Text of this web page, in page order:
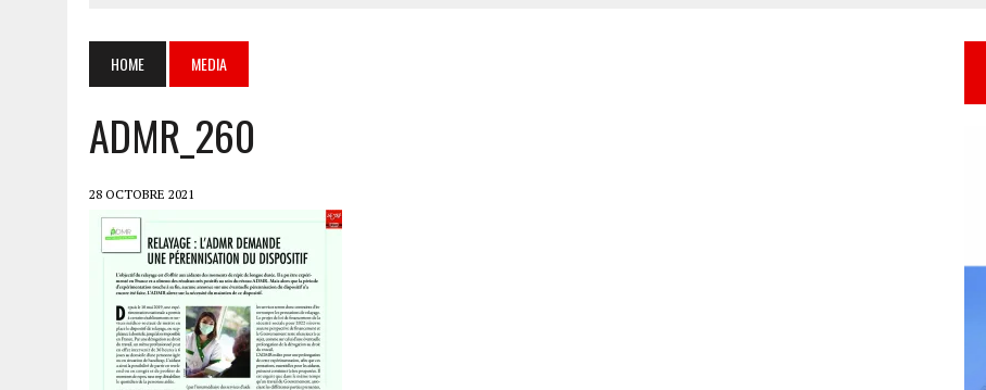
28 AVRIL 2026 | PRESSE D’INFORMATION : UNE ÉCONOMIE DANGEREUSEMENT FRAGILISÉE
28 AVRIL 2026
| CARAÏBES : LES RÉCIFS CORALLIENS AU BORD DE L’EFFONDREMENT
HOME MEDIA
ADMR_260
28 OCTOBRE 2021